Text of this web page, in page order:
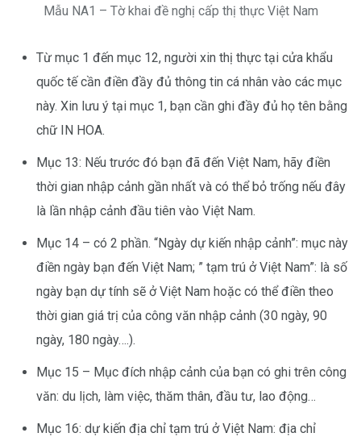
Mẫu NA1 – Tờ khai đề nghị cấp thị thực Việt Nam
Từ mục 1 đến mục 12, người xin thị thực tại cửa khẩu
quốc tế cần điền đầy đủ thông tin cá nhân vào các mục
này. Xin lưu ý tại mục 1, bạn cần ghi đầy đủ họ tên bằng
chữ IN HOA.
Mục 13: Nếu trước đó bạn đã đến Việt Nam, hãy điền
thời gian nhập cảnh gần nhất và có thể bỏ trống nếu đây
là lần nhập cảnh đầu tiên vào Việt Nam.
Mục 14 – có 2 phần. “Ngày dự kiến nhập cảnh”: mục này
điền ngày bạn đến Việt Nam; ” tạm trú ở Việt Nam”: là số
ngày bạn dự tính sẽ ở Việt Nam hoặc có thể điền theo
thời gian giá trị của công văn nhập cảnh (30 ngày, 90
ngày, 180 ngày….).
Mục 15 – Mục đích nhập cảnh của bạn có ghi trên công
văn: du lịch, làm việc, thăm thân, đầu tư, lao động…
Mục 16: dự kiến địa chỉ tạm trú ở Việt Nam: địa chỉ